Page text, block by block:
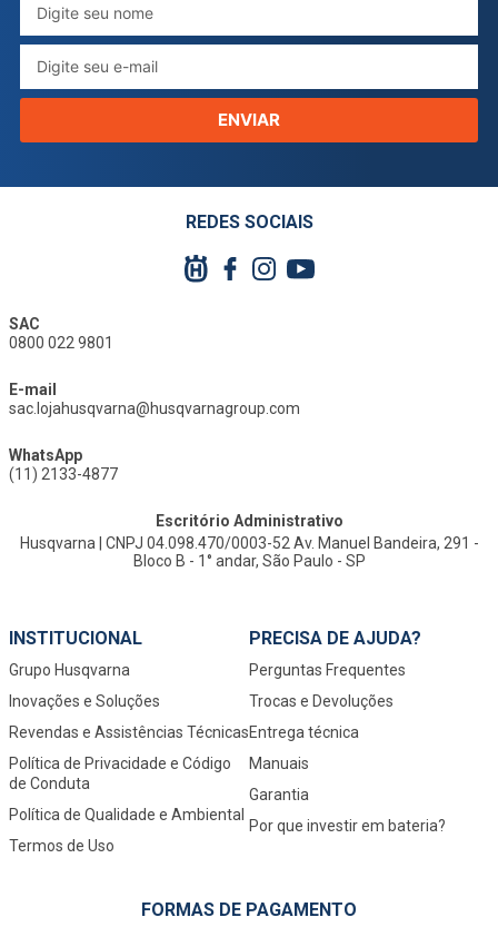
ENVIAR
REDES SOCIAIS
SAC
0800 022 9801
E-mail
sac.lojahusqvarna@husqvarnagroup.com
WhatsApp
(11) 2133-4877
Escritório Administrativo
Husqvarna | CNPJ 04.098.470/0003-52 Av. Manuel Bandeira, 291 -
Bloco B - 1° andar, São Paulo - SP
INSTITUCIONAL
Grupo Husqvarna
Inovações e Soluções
Revendas e Assistências Técnicas
Política de Privacidade e Código
de Conduta
Política de Qualidade e Ambiental
Termos de Uso
PRECISA DE AJUDA?
Perguntas Frequentes
Trocas e Devoluções
Entrega técnica
Manuais
Garantia
Por que investir em bateria?
FORMAS DE PAGAMENTO